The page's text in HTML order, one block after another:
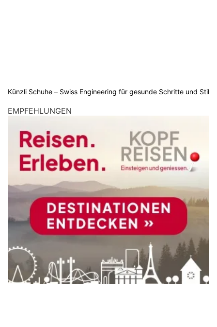
Künzli Schuhe – Swiss Engineering für gesunde Schritte und Stil
EMPFEHLUNGEN